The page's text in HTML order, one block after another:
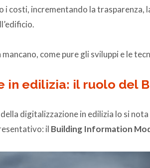
i costi, incrementando la trasparenza,
come pure gli sviluppi e le
in edilizia: il ruolo del
digitalizzazione in edilizia lo si
il Building Information